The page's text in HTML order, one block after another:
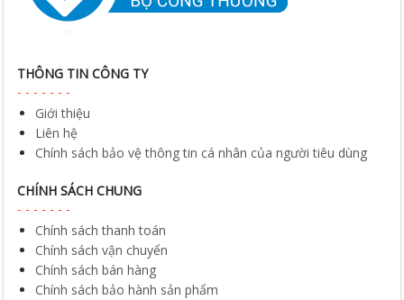
THÔNG TIN CÔNG TY
Giới thiệu
Liên hệ
Chính sách bảo vệ thông tin cá nhân của người tiêu dùng
CHÍNH SÁCH CHUNG
Chính sách thanh toán
Chính sách vận chuyển
Chính sách bán hàng
Chính sách bảo hành sản phẩm